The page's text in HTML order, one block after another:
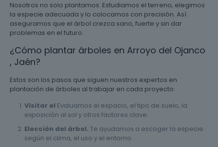
Nosotros no solo plantamos. Estudiamos el terreno, elegimos
la especie adecuada y lo colocamos con precisión. Así
aseguramos que el árbol crezca sano, fuerte y sin dar
problemas en el futuro.
¿Cómo plantar árboles en Arroyo del Ojanco
, Jaén?
Estos son los pasos que siguen nuestros expertos en
plantación de árboles al trabajar en cada proyecto:
Visitar el Evaluamos el espacio, el tipo de suelo, la
exposición al sol y otros factores clave.
Elección del árbol. Te ayudamos a escoger la especie
según el clima, el uso y el entorno.